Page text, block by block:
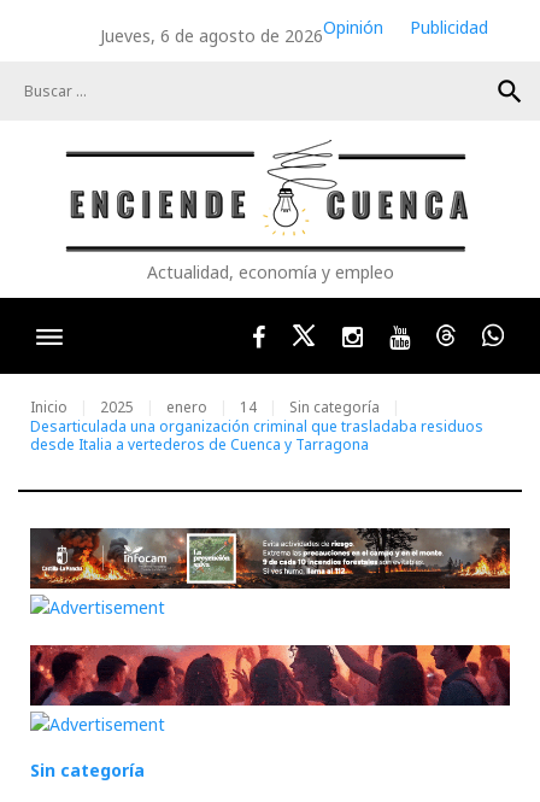
Jueves, 6 de agosto de 2026Opinión
Publicidad
search
Actualidad, economía y empleo
FacebookTwitterInstagram
YoutubeThreads
Inicio 2025 enero 14
Sin categoría
Desarticulada una organización criminal que trasladaba residuos
desde Italia a vertederos de Cuenca y Tarragona
Sin categoría